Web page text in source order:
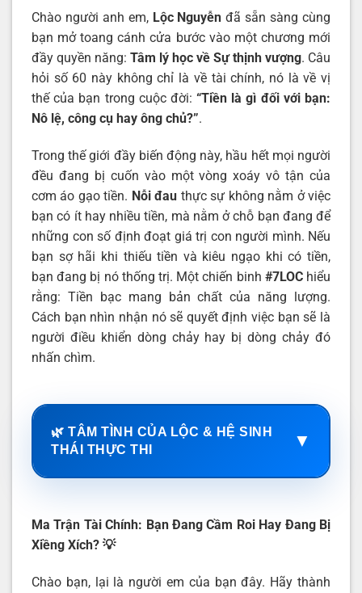
Chào người anh em, Lộc Nguyễn đã sẵn sàng cùng
bạn mở toang cánh cửa bước vào một chương mới
đầy quyền năng: Tâm lý học về Sự thịnh vượng. Câu
hỏi số 60 này không chỉ là về tài chính, nó là về vị
thế của bạn trong cuộc đời:“Tiền là gì đối với bạn:
Nô lệ, công cụ hay ông chủ?”.
Trong thế giới đầy biến động này, hầu hết mọi người
đều đang bị cuốn vào một vòng xoáy vô tận của
cơm áo gạo tiền. Nỗi đau thực sự không nằm ở việc
bạn có ít hay nhiều tiền, mà nằm ở chỗ bạn đang để
những con số định đoạt giá trị con người mình. Nếu
bạn sợ hãi khi thiếu tiền và kiêu ngạo khi có tiền,
bạn đang bị nó thống trị. Một chiến binh #7LOChiểu
rằng: Tiền bạc mang bản chất của năng lượng.
Cách bạn nhìn nhận nó sẽ quyết định việc bạn sẽ là
người điều khiển dòng chảy hay bị dòng chảy đó
nhấn chìm.
🌿 TÂM TÌNH CỦA LỘC & HỆ SINH
THÁI THỰC THI
▼
Ma Trận Tài Chính: Bạn Đang Cầm Roi Hay Đang Bị
Xiềng Xích? 💡
Chào bạn, lại là người em của bạn đây. Hãy thành